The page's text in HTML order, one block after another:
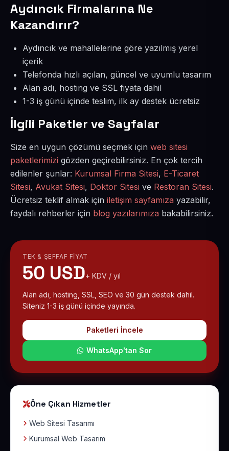
Aydıncık Firmalarına Ne
Kazandırır?
Aydıncık ve mahallelerine göre yazılmış yerel
içerik
Telefonda hızlı açılan, güncel ve uyumlu tasarım
Alan adı, hosting ve SSL fiyata dahil
1-3 iş günü içinde teslim, ilk ay destek ücretsiz
İlgili Paketler ve Sayfalar
Size en uygun çözümü seçmek için web sitesi
paketlerimizi gözden geçirebilirsiniz. En çok tercih
edilenler şunlar: Kurumsal Firma Sitesi, E-Ticaret
Sitesi, Avukat Sitesi, Doktor Sitesi ve Restoran Sitesi.
Ücretsiz teklif almak için iletişim sayfamıza yazabilir,
faydalı rehberler için blog yazılarımıza bakabilirsiniz.
TEK & ŞEFFAF FIYAT
50 USD+ KDV / yıl
Alan adı, hosting, SSL, SEO ve 30 gün destek dahil.
Siteniz 1-3 iş günü içinde yayında.
Paketleri İncele
WhatsApp'tan Sor
Öne Çıkan Hizmetler
Web Sitesi Tasarımı
Kurumsal Web Tasarım